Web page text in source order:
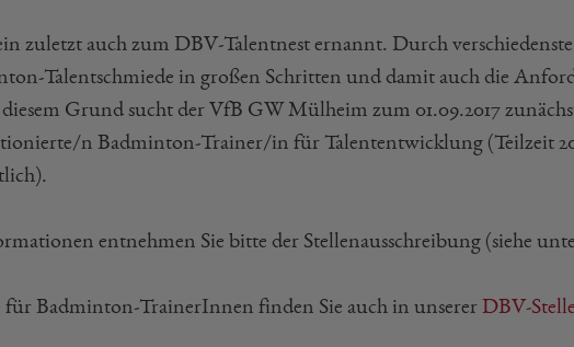
zuletzt auch zum DBV-Talentnest ernannt. Durch
Talentschmiede in großen Schritten und damit auch die
Grund sucht der VfB GW Mülheim zum 01.09.2017
n Badminton-Trainer/in für Talententwicklung (Teilzeit
entnehmen Sie bitte der Stellenausschreibung (siehe
für Badminton-TrainerInnen finden Sie auch in unserer DBV-